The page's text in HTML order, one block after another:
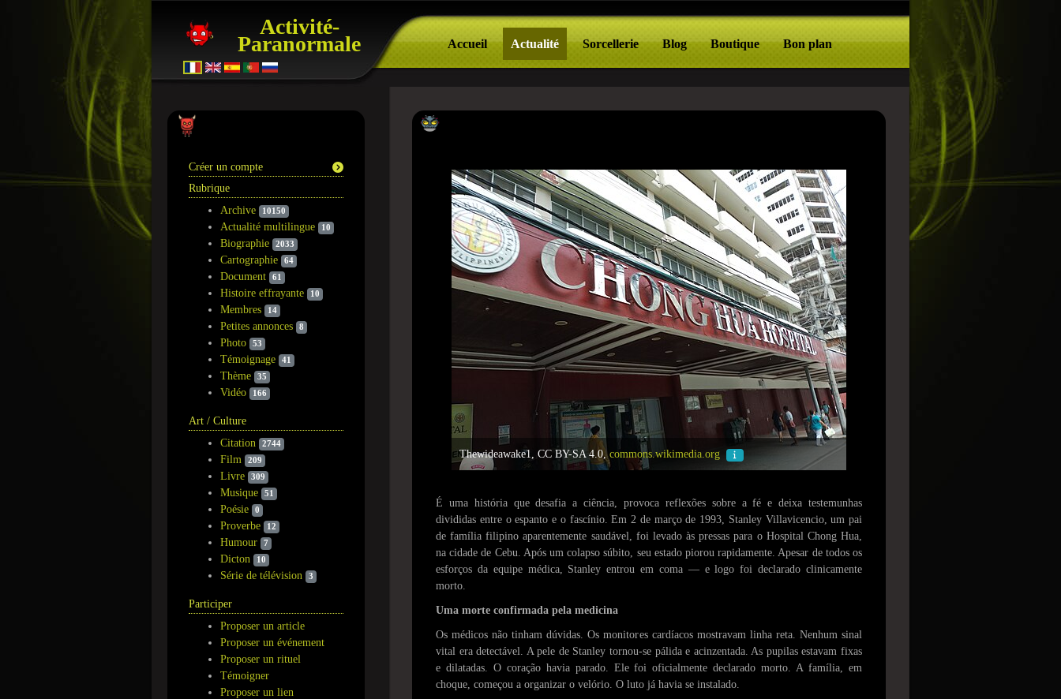
Activité-
Paranormale Accueil Actualité Sorcellerie Blog Boutique Bon plan
Créer un compte
Rubrique
Archive
10150
Actualité multilingue 10
Biographie 2033
Cartographie 64
Document 61
Histoire effrayante 10
Membres 14
Petites annonces 8
Photo 53
Témoignage 41
Thème 35
Vidéo 166
Art / Culture
Citation
2744
Film 209
Livre 309
Musique 51
Poésie 0
Proverbe 12
Humour 7
Dicton 10
Série de télévision 3
Participer
Proposer un article
Proposer un événement
Proposer un rituel
Témoigner
Proposer un lien
Filipinas – O homem que voltou dos mortos: a impressionante
Thewideawake1, CC BY-SA 4.0,commons.wikimedia.org
É uma história que desafia a ciência, provoca reflexões sobre a fé e deixa testemunhas
divididas entre o espanto e o fascínio. Em 2 de março de 1993, Stanley Villavicencio, um pai
de família filipino aparentemente saudável, foi levado às pressas para o Hospital Chong Hua,
na cidade de Cebu. Após um colapso súbito, seu estado piorou rapidamente. Apesar de todos os
esforços da equipe médica, Stanley entrou em coma — e logo foi declarado clinicamente
morto.
Uma morte confirmada pela medicina
Os médicos não tinham dúvidas. Os monitores cardíacos mostravam linha reta. Nenhum sinal
vital era detectável. A pele de Stanley tornou-se pálida e acinzentada. As pupilas estavam fixas
e dilatadas. O coração havia parado. Ele foi oficialmente declarado morto. A família, em
choque, começou a organizar o velório. O luto já havia se instalado.